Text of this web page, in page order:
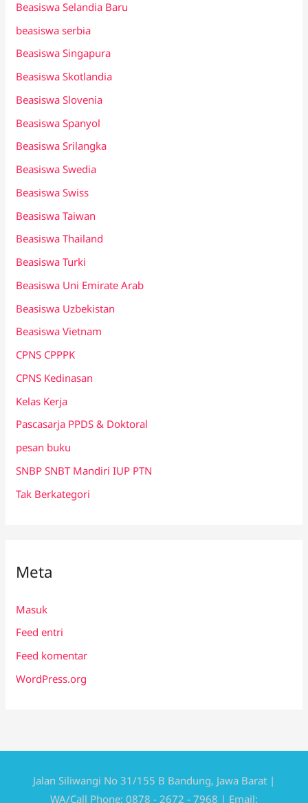
Beasiswa Selandia Baru
beasiswa serbia
Beasiswa Singapura
Beasiswa Skotlandia
Beasiswa Slovenia
Beasiswa Spanyol
Beasiswa Srilangka
Beasiswa Swedia
Beasiswa Swiss
Beasiswa Taiwan
Beasiswa Thailand
Beasiswa Turki
Beasiswa Uni Emirate Arab
Beasiswa Uzbekistan
Beasiswa Vietnam
CPNS CPPPK
CPNS Kedinasan
Kelas Kerja
Pascasarja PPDS & Doktoral
pesan buku
SNBP SNBT Mandiri IUP PTN
Tak Berkategori
Meta
Masuk
Feed entri
Feed komentar
WordPress.org
Jalan Siliwangi No 31/155 B Bandung, Jawa Barat |
WA/Call Phone: 0878 - 2672 - 7968 | Email: